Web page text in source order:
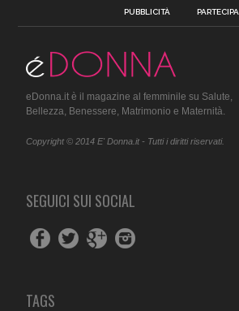
PUBBLICITÀ PARTECIPA
eDonna.it è il magazine al femminile su Salute,
Bellezza, Benessere, Matrimonio e Maternità.
Copyright © 2014 E' Donna.it - Tutti i diritti riservati.
SEGUICI SUI SOCIAL
TAGS